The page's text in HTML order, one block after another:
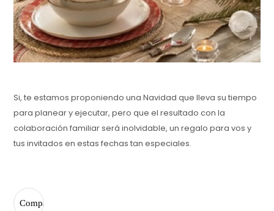
Si, te estamos proponiendo una Navidad que lleva su tiempo
para planear y ejecutar, pero que el resultado con la
colaboración familiar será inolvidable, un regalo para vos y
tus invitados en estas fechas tan especiales.